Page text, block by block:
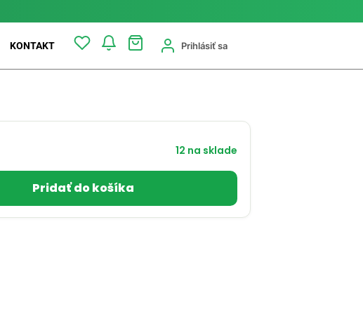
KONTAKT Prihlásiť sa
12 na sklade
Pridať do košíka